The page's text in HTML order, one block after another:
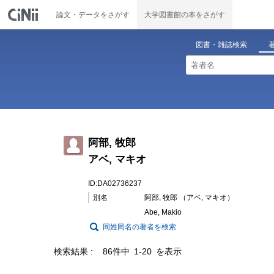
論文・データをさがす 大学図書館の本をさがす
図書・雑誌検索
阿部, 牧郎
アベ, マキオ
ID:DA02736237
別名
阿部, 牧郎 （アベ, マキオ）
Abe, Makio
同姓同名の著者を検索
検索結果 86件中 1-20 を表示